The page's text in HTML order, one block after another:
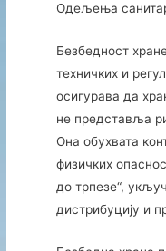
Одељења
Безбедност
техничких и
осигурава да
не представља
Она обухвата
физичких
до трпезе“,
дистрибуцију и